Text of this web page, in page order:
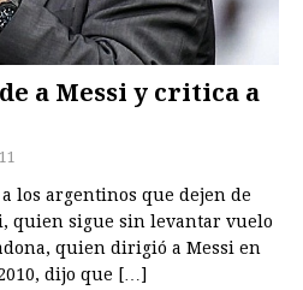
a Messi y critica a
los argentinos que dejen de
quien sigue sin levantar vuelo
quien dirigió a Messi en
dijo que […]